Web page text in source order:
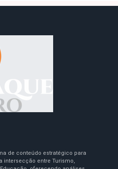
de conteúdo estratégico para
intersecção entre Turismo,